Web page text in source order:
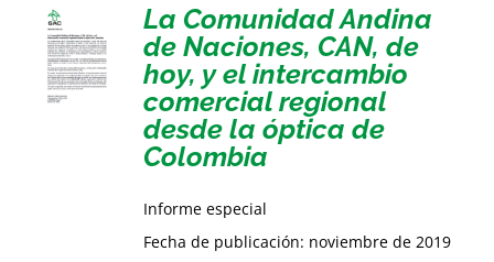
La Comunidad Andina
de Naciones, CAN, de
hoy, y el intercambio
comercial regional
desde la óptica de
Colombia
Informe especial
Fecha de publicación: noviembre de 2019